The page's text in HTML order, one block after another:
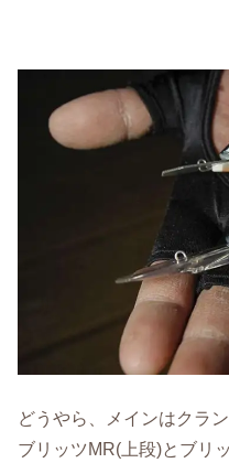
どうやら、メインはクラ
ブリッツMR(上段)とブリ